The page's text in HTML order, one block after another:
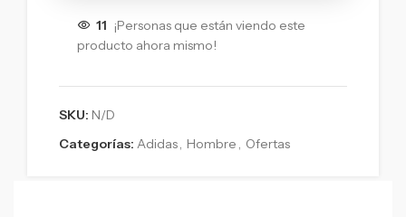
11 ¡Personas que están viendo este
producto ahora mismo!
SKU: N/D
Categorías: Adidas Hombre Ofertas